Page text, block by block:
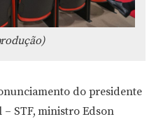
do presidente
STF, ministro Edson